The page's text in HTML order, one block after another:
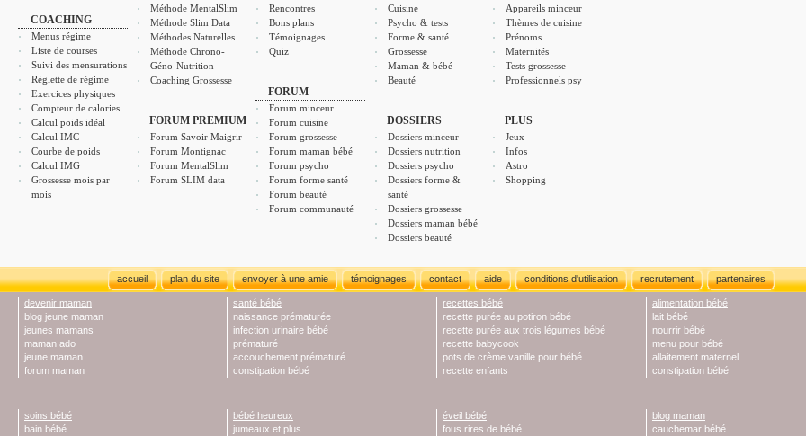
COACHING
Menus régime
Liste de courses
Suivi des mensurations
Réglette de régime
Exercices physiques
Compteur de calories
Calcul poids idéal
Calcul IMC
Courbe de poids
Calcul IMG
Grossesse mois par
mois
Méthode MentalSlim
Méthode Slim Data
Méthodes Naturelles
Méthode Chrono-
Géno-Nutrition
Coaching Grossesse
FORUM PREMIUM
Forum Savoir Maigrir
Forum Montignac
Forum MentalSlim
Forum SLIM data
Rencontres
Bons plans
Témoignages
Quiz
FORUM
Forum minceur
Forum cuisine
Forum grossesse
Forum maman bébé
Forum psycho
Forum forme santé
Forum beauté
Forum communauté
Cuisine
Psycho & tests
Forme & santé
Grossesse
Maman & bébé
Beauté
DOSSIERS
Dossiers minceur
Dossiers nutrition
Dossiers psycho
Dossiers forme &
santé
Dossiers grossesse
Dossiers maman bébé
Dossiers beauté
Appareils minceur
Thèmes de cuisine
Prénoms
Maternités
Tests grossesse
Professionnels psy
PLUS
Jeux
Infos
Astro
Shopping
accueil plan du site envoyer à une amie témoignages contact aide conditions d'utilisation recrutement partenaires
devenir maman
blog jeune maman
jeunes mamans
maman ado
jeune maman
forum maman
santé bébé
naissance prématurée
infection urinaire bébé
prématuré
accouchement prématuré
constipation bébé
recettes bébé
recette purée au potiron bébé
recette purée aux trois légumes bébé
recette babycook
pots de crème vanille pour bébé
recette enfants
alimentation bébé
lait bébé
nourrir bébé
menu pour bébé
allaitement maternel
constipation bébé
soins bébé
bain bébé
bébé heureux
jumeaux et plus
éveil bébé
fous rires de bébé
blog maman
cauchemar bébé